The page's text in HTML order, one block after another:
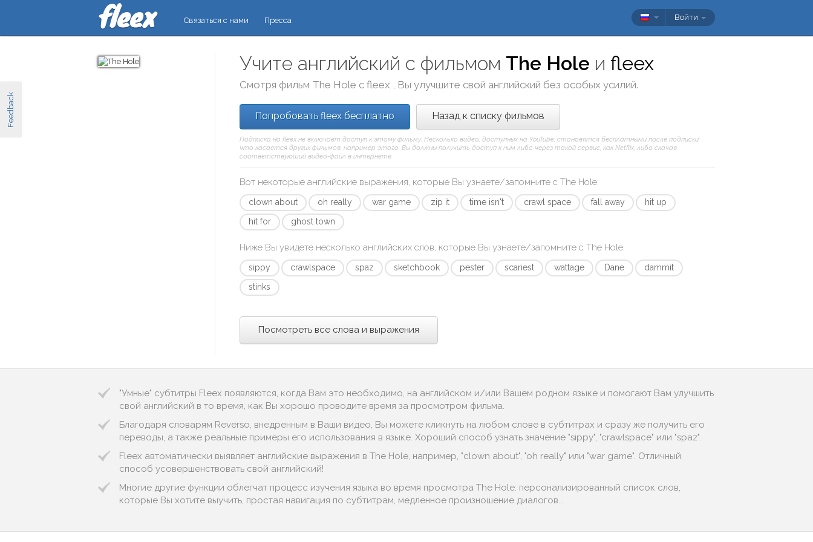
Feedback
Связаться с нами Пресса Войти
Учите английский с фильмом The Hole иfleex
Смотря фильм The Hole сfleex , Вы улучшите свой английский без особых усилий.
Попробовать fleex бесплатно Назад к списку фильмов
Подписка на fleex не включает доступ к этому фильму. Несколько видео, доступных на YouTube, становятся бесплатными после подписки;
что касается других фильмов, например этого, Вы должны получить доступ к ним либо через такой сервис, как Netflix, либо скачав
соответствующий видео-файл в интернете.
Вот некоторые английские выражения, которые Вы узнаете/запомните сThe Hole:
clown about oh really war game zip it time isn't crawl space fall away
hit up
hit for
ghost town
Ниже Вы увидете несколько английских слов, которые Вы узнаете/запомните сThe Hole:
sippy crawlspace spaz sketchbook pester scariest wattage Dane
dammit
stinks
Посмотреть все слова и выражения
"Умные" субтитры Fleex появляются, когда Вам это необходимо, на английском и/или Вашем родном языке и помогают Вам улучшить
свой английский в то время, как Вы хорошо проводите время за просмотром фильма.
Благодаря словарям Reverso, внедренным в Ваши видео, Вы можете кликнуть на любом слове в субтитрах и сразу же получить его
переводы, а также реальные примеры его использования в языке. Хороший способ узнать значение "sippy", "crawlspace" или "spaz".
Fleex автоматически выявляет английские выражения в The Hole, например, "clown about", "oh really" или "war game". Отличный
способ усовершенствовать свой английский!
Многие другие функции облегчат процесс изучения языка во время просмотра The Hole: персонализированный список слов,
которые Вы хотите выучить, простая навигация по субтитрам, медленное произношение диалогов...